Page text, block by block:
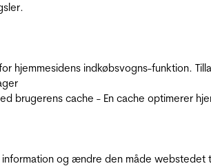
hjemmesidens indkøbsvogns-funktion.
brugerens cache - En cache optimerer
og ændre den måde